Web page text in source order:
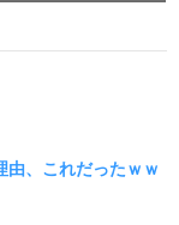
由、これだったｗｗ